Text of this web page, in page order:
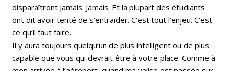
disparaîtront jamais. Jamais. Et la plupart des étudiants
ont dit avoir tenté de s’entraider. C’est tout l’enjeu. C’est
ce qu’il faut faire.
Il y aura toujours quelqu’un de plus intelligent ou de plus
capable que vous qui devrait être à votre place. Comme à